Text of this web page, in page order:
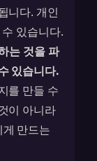
니다. 개인
있습니다.
는 것을 파
있습니다.
를 만들 수
이 아니라
만드는